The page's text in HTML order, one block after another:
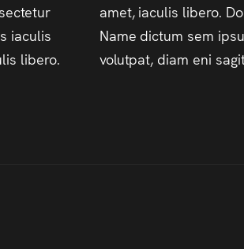
iaculis
libero.
amet, iaculis libero.
Name dictum sem
volutpat, diam eni